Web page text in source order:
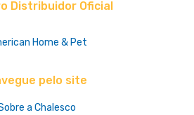
Distribuidor Oficial
Home & Pet
pelo site
a Chalesco